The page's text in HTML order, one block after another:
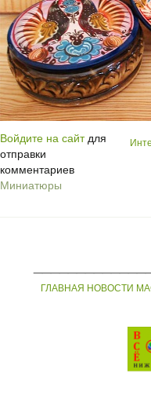
Войдите на сайтдля
отправки
комментариев
Миниатюры
ГЛАВНАЯ НОВОСТИ